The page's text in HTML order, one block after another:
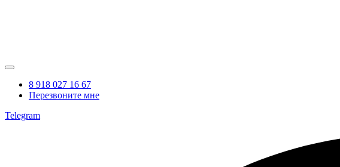
8 918 027 16 67
Перезвоните мне
Telegram